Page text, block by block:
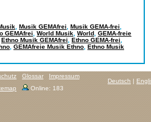
Musik GEMAfrei Musik GEMA-frei
GEMAfrei World Musik World GEMA-freie
Ethno Musik GEMAfrei Ethno GEMA-frei
GEMAfreie Musik Ethno Ethno Musik
Deutsch |
Glossar
Impressum
Online: 183